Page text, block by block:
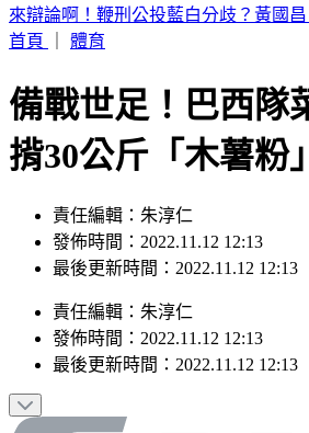
SBS歌謠大戰／IAN優雅猶如仙杜蕾
護航
備戰世足！巴西
揹30公斤「木薯粉
責任編輯：朱淳仁
發佈時間：2022.11.12 12:13
責任編輯 ： 朱淳仁
發佈時間：2022.11.12 12:13